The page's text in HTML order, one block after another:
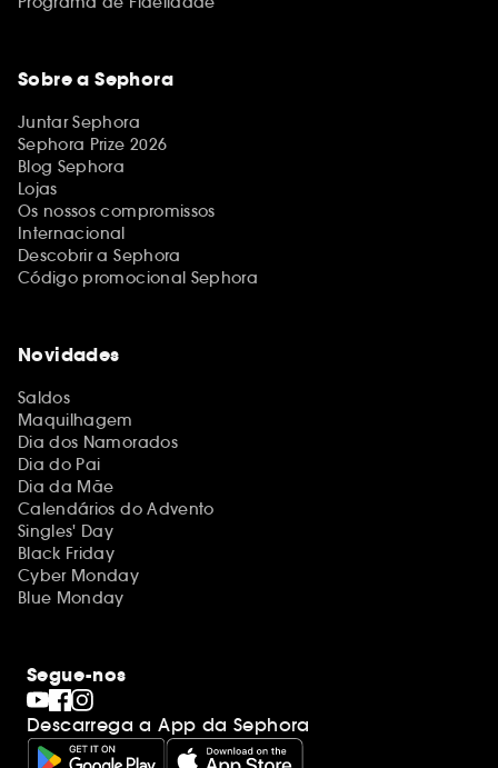
Sobre a Sephora
Juntar Sephora
Sephora Prize 2026
Blog Sephora
Lojas
Os nossos compromissos
Internacional
Descobrir a Sephora
Código promocional Sephora
Novidades
Saldos
Maquilhagem
Dia dos Namorados
Dia do Pai
Dia da Mãe
Calendários do Advento
Singles' Day
Black Friday
Cyber Monday
Blue Monday
Segue-nos
Descarrega a App da Sephora